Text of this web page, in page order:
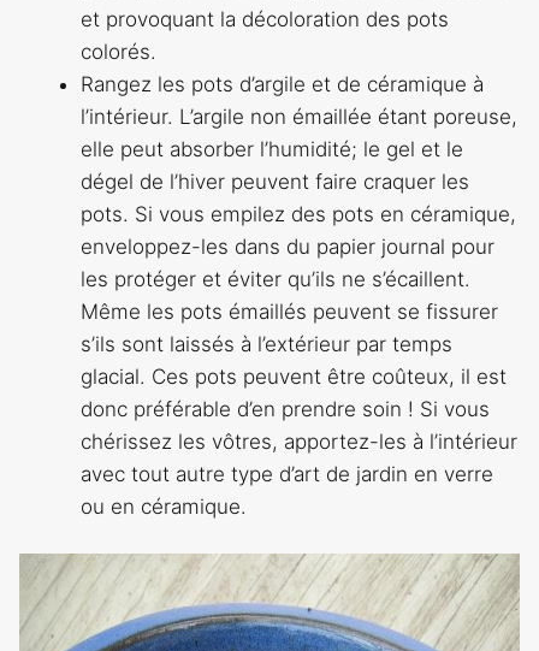
et provoquant la décoloration des pots
colorés.
Rangez les pots d’argile et de céramique à
l’intérieur. L’argile non émaillée étant poreuse,
elle peut absorber l’humidité; le gel et le
dégel de l’hiver peuvent faire craquer les
pots. Si vous empilez des pots en céramique,
enveloppez-les dans du papier journal pour
les protéger et éviter qu’ils ne s’écaillent.
Même les pots émaillés peuvent se fissurer
s’ils sont laissés à l’extérieur par temps
glacial. Ces pots peuvent être coûteux, il est
donc préférable d’en prendre soin ! Si vous
chérissez les vôtres, apportez-les à l’intérieur
avec tout autre type d’art de jardin en verre
ou en céramique.